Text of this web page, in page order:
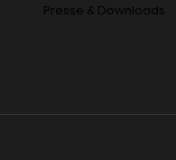
Presse & Downloads